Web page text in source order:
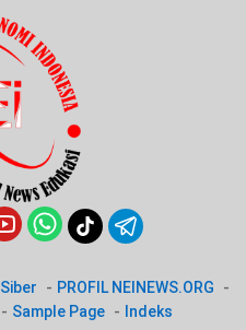
PROFIL NEINEWS.ORG
Sample Page Indeks